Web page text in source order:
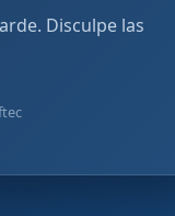
Disculpe las